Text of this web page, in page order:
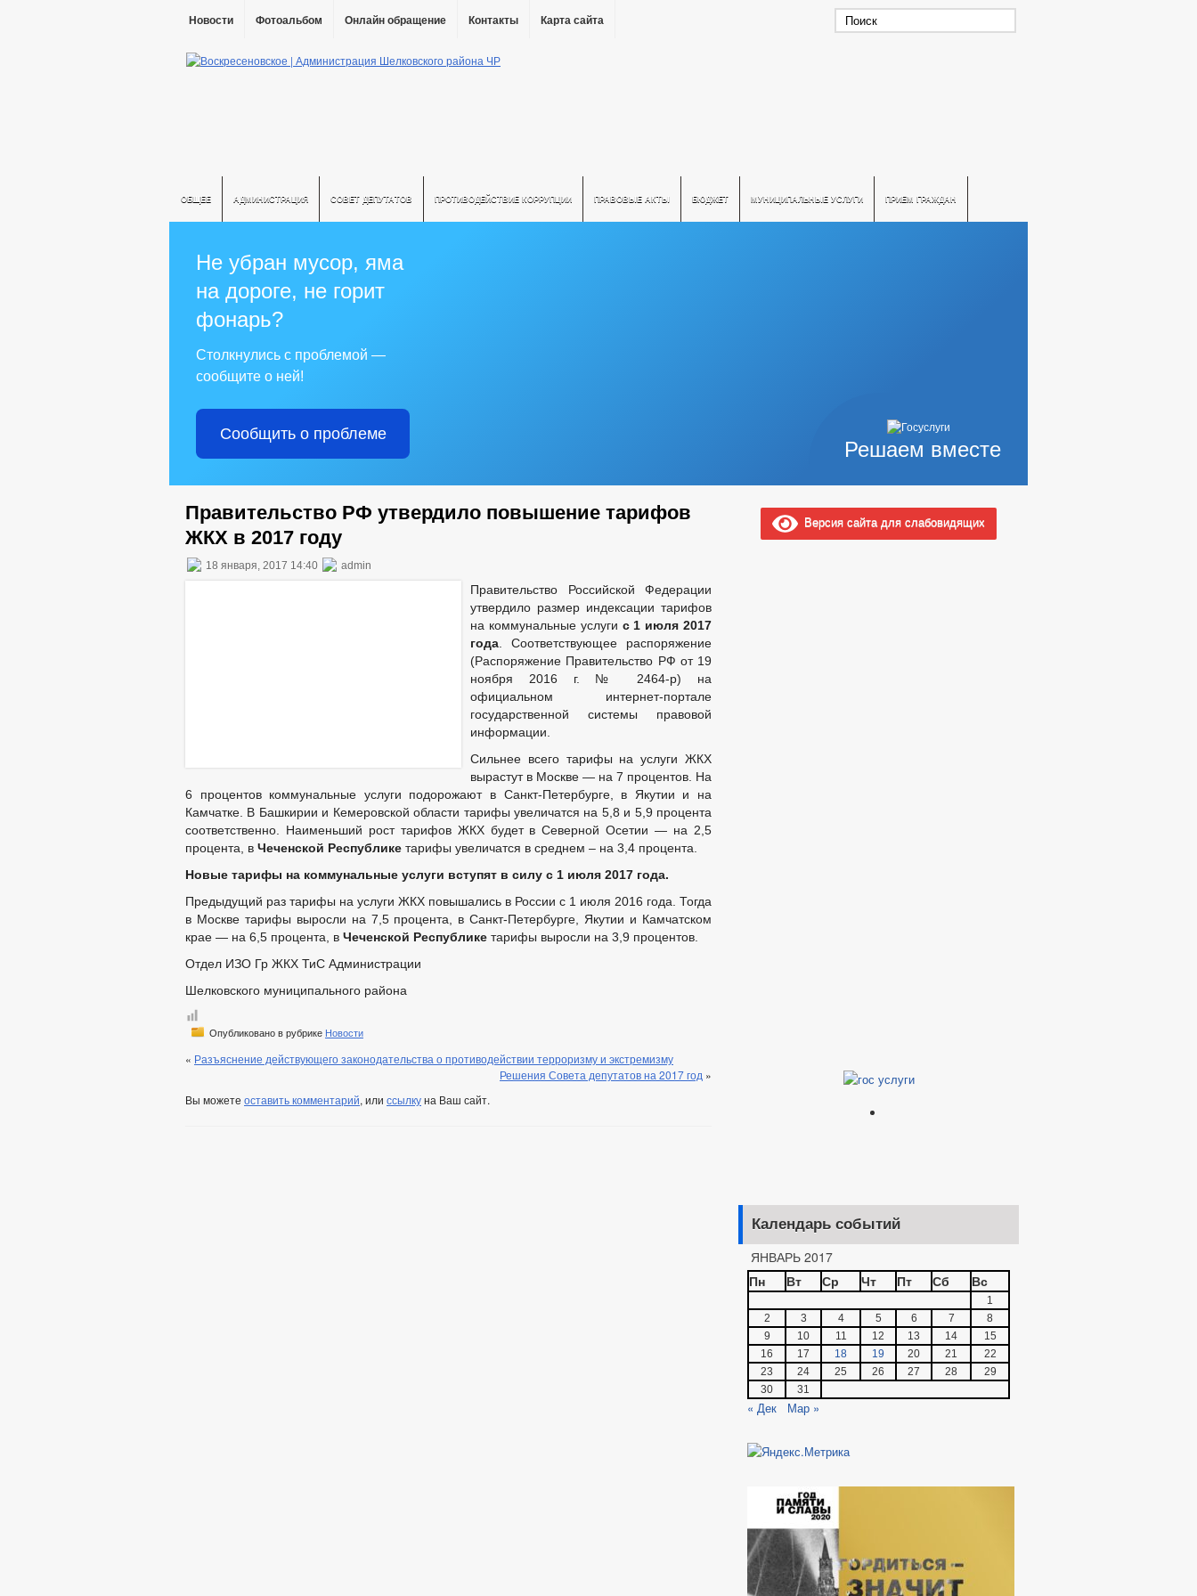
Новости Фотоальбом Онлайн обращение Контакты Карта сайта
ОБЩЕЕ АДМИНИСТРАЦИЯ СОВЕТ ДЕПУТАТОВ ПРОТИВОДЕЙСТВИЕ КОРРУПЦИИ ПРАВОВЫЕ АКТЫ БЮДЖЕТ МУНИЦИПАЛЬНЫЕ УСЛУГИ ПРИЕМ ГРАЖДАН
Решаем вместе
Не убран мусор, яма
на дороге, не горит
фонарь?
Столкнулись с проблемой —
сообщите о ней!
Сообщить о проблеме
Правительство РФ утвердило повышение тарифов
ЖКХ в 2017 году
18 января, 2017 14:40 admin
Правительство Российской Федерации
утвердило размер индексации тарифов
на коммунальные услуги с 1 июля 2017
года . Соответствующее распоряжение
(Распоряжение Правительство РФ от 19
ноября 2016 г. № 2464-р) на
официальном интернет-портале
государственной системы правовой
информации.
Сильнее всего тарифы на услуги ЖКХ
вырастут в Москве — на 7 процентов. На
6 процентов коммунальные услуги подорожают в Санкт-Петербурге, в Якутии и на
Камчатке. В Башкирии и Кемеровской области тарифы увеличатся на 5,8 и 5,9 процента
соответственно. Наименьший рост тарифов ЖКХ будет в Северной Осетии — на 2,5
процента, в Чеченской Республике тарифы увеличатся в среднем – на 3,4 процента.
Новые тарифы на коммунальные услуги вступят в силу с 1 июля 2017 года.
Предыдущий раз тарифы на услуги ЖКХ повышались в России с 1 июля 2016 года. Тогда
в Москве тарифы выросли на 7,5 процента, в Санкт-Петербурге, Якутии и Камчатском
крае — на 6,5 процента, в Чеченской Республике тарифы выросли на 3,9 процентов.
Отдел ИЗО Гр ЖКХ ТиС Администрации
Шелковского муниципального района
Опубликовано в рубрике Новости
« Разъяснение действующего законодательства о противодействии терроризму и экстремизму
Решения Совета депутатов на 2017 год »
Вы можете оставить комментарий, или ссылкуна Ваш сайт.
Версия сайта для слабовидящих
Календарь событий
ЯНВАРЬ 2017
Пн
Вт Ср Чт Пт Сб Вс
1
2
3 4 5 6 7
8
9
10 11 12 13 14
15
16
17 18 19 20 21
22
23
24 25 26 27 28
29
30
31
« Дек Мар »